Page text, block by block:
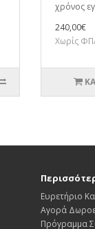
χρόνος
240,00€
Χωρίς
Ευρετήριο
Αγορά
Πρόγραμμα